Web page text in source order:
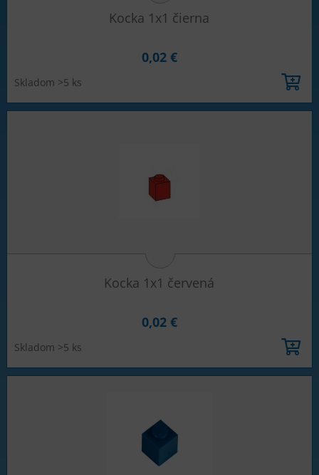
Kocka 1x1 čierna
0,02 €
Skladom >5 ks
Kocka 1x1 červená
0,02 €
Skladom >5 ks